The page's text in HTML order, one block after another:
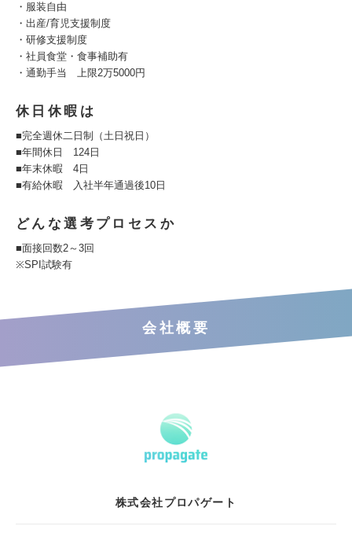
・服装自由
・出産/育児支援制度
・研修支援制度
・社員食堂・食事補助有
・通勤手当 上限2万5000円
休日休暇は
■完全週休二日制（土日祝日）
■年間休日 124日
■年末休暇 4日
■有給休暇 入社半年通過後10日
どんな選考プロセスか
■面接回数2～3回
※SPI試験有
会社概要
株式会社プロパゲート